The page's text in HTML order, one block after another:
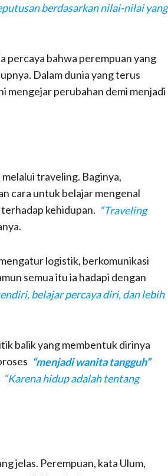
berdasarkan nilai-nilai yang
percaya bahwa perempuan yang
Dalam dunia yang terus
mengejar perubahan demi menjadi
traveling. Baginya,
cara untuk belajar mengenal
kehidupan. “Traveling
logistik, berkomunikasi
semua itu ia hadapi dengan
belajar percaya diri, dan lebih
balik yang membentuk dirinya
“menjadi wanita tangguh”
“Karena hidup adalah tentang
jelas. Perempuan, kata Ulum,